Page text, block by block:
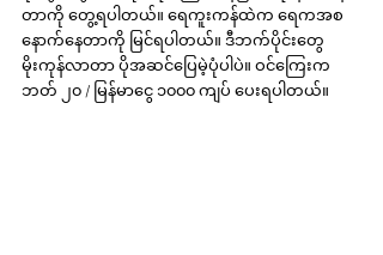
တာကို တွေ့ရပါတယ်။ ရေကူးကန်ထဲက ရေကအစ
နောက်နေတာကို မြင်ရပါတယ်။ ဒီဘက်ပိုင်းတွေ
မိုးကုန်လာတာ ပိုအဆင်ပြေမဲ့ပုံပါပဲ။ ဝင်ကြေးက
ဘတ် ၂၀ / မြန်မာငွေ ၁၀၀၀ ကျပ် ပေးရပါတယ်။